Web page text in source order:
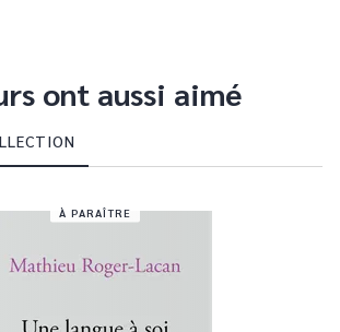
ont aussi aimé
À PARAÎTRE